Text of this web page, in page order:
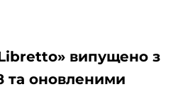
випущено з
та оновленими